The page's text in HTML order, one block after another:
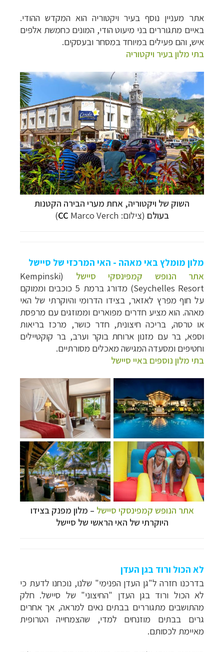
אתר מעניין נוסף בעיר ויקטוריה הוא המקדש ההודי.
באיים מתגוררים בני מיעוט הודי, המונים כחמשת אלפים
איש, והם פעילים במיוחד במסחר ובעסקים.
בתי מלון בעיר ויקטוריה
השוק של ויקטוריה, אחת מערי הבירה הקטנות
בעולם (צילום: CC Marco Verch)
מלון מומלץ באי מאהה - האי המרכזי של סיישל
אתר הנופש קמפינסקי סיישל (
Kempinski
Seychelles Resort
) מדורג ברמת 5 כוכבים וממוקם
על חוף מפרץ לאזאר, בצידו הדרומי והיוקרתי של האי
מאהה. הוא מציע חדרים מפוארים וממוזגים עם מרפסת
או טרסה, בריכה חיצונית, חדר כושר, מרכז בריאות
וספא, בר עם מזנון ארוחת בוקר וערב, בר קוקטיילים
וחטיפים ומסעדה המגישה מאכלים מסורתיים.
בתי מלון נוספים באיי סיישל
אתר הנופש קמפינסקי סיישל – מלון מפנק בצידו
היוקרתי של האי הראשי של סיישל
לא הכול ורוד בגן העדן
בדרכנו חזרה ל"גן העדן הפנימי" שלנו, נוכחנו לדעת כי
לא הכול ורוד בגן העדן "החיצוני" של סיישל. חלק
מהתושבים מתגוררים בבתים נאים למראה, אך אחרים
גרים בבתים מוזנחים למדי, שהצמחייה הטרופית
מאיימת לכסותם.